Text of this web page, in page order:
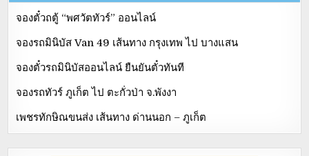
จองตั๋วถตู้ “พศวัตทัวร์” ออนไลน์
จองรถมินิบัส Van 49 เส้นทาง กรุงเทพ ไป บางแสน
จองตั๋วรถมินิบัสออนไลน์ ยืนยันตั๋วทันที
จองรถทัวร์ ภูเก็ต ไป ตะกั่วป่า จ.พังงา
เพชรทักษิณขนส่ง เส้นทาง ด่านนอก – ภูเก็ต